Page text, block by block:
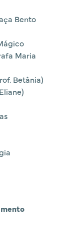
Bento
Maria
Betânia)